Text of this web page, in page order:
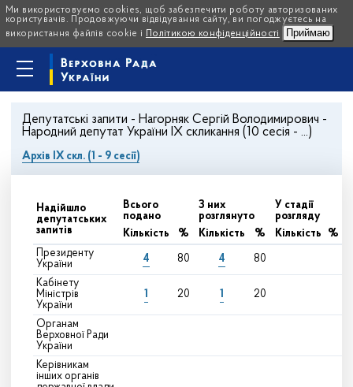
Ми використовуємо cookies, щоб забезпечити роботу авторизованих
користувачів. Продовжуючи відвідування сайту, ви погоджуєтесь на
використання файлів cookie і
Політикою конфіденційності Приймаю
Депутатські запити - Нагорняк Сергій Володимирович -
Народний депутат України IX скликання (10 сесія - ...)
Архів IX скл. (1 - 9 сесії)
Надійшло
депутатських
запитів
Всього
подано
З них
розглянуто
У стадії
розгляду
Кількість
% Кількість % Кількість
%
Президенту
України
4 80 4 80
Кабінету
Міністрів
України
1 20 1 20
Органам
Верховної Ради
України
Керівникам
інших органів